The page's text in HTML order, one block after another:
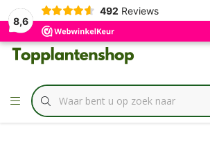
8,6
492 Reviews
✔Specialist inBorderbundels